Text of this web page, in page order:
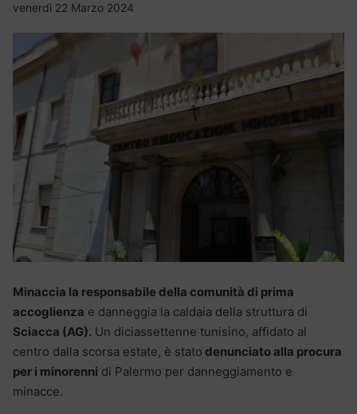
venerdì 22 Marzo 2024
Minaccia la responsabile della comunità di prima
accoglienza e danneggia la caldaia della struttura di
Sciacca (AG). Un diciassettenne tunisino, affidato al
centro dalla scorsa estate, è stato denunciato alla procura
per i minorenni di Palermo per danneggiamento e
minacce.